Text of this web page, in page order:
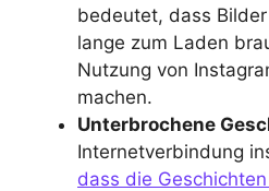
bedeutet, dass
lange zum Laden
Nutzung von
machen.
Unterbrochene
Internetverbindung
dass die